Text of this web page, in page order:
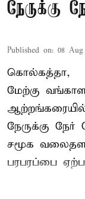
நேருக்கு
Published on: 08 Aug
கொல்கத்தா,
மேற்கு
நேருக்கு
சமூக
பரபரப்பை